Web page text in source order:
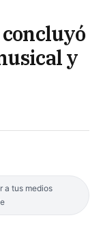
y
a tus medios